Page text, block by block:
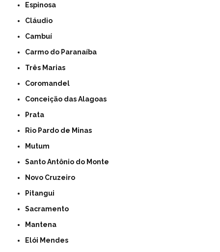
Espinosa
Cláudio
Cambuí
Carmo do Paranaíba
Três Marias
Coromandel
Conceição das Alagoas
Prata
Rio Pardo de Minas
Mutum
Santo Antônio do Monte
Novo Cruzeiro
Pitangui
Sacramento
Mantena
Elói Mendes